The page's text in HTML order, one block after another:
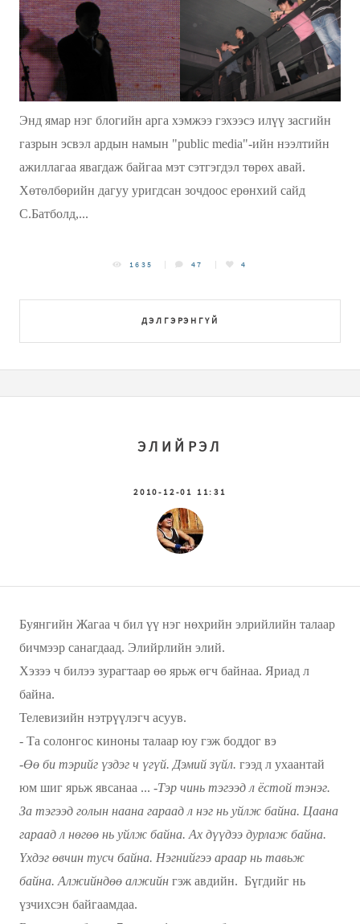
Энд ямар нэг блогийн арга хэмжээ гэхээсэ илүү засгийн
газрын эсвэл ардын намын "publiс media"-ийн нээлтийн
ажиллагаа явагдаж байгаа мэт сэтгэгдэл төрөх авай.
Хөтөлбөрийн дагуу уригдсан зочдоос ерөнхий сайд
С.Батболд,...
ДЭЛГЭРЭНГҮЙ
1635 47 4
ЭЛИЙРЭЛ
2010-12-01 11:31
Буянгийн Жагаа ч бил үү нэг нөхрийн элрийлийн талаар
бичмээр санагдаад. Элийрлийн элий.
Хэзээ ч билээ зурагтаар өө ярьж өгч байнаа. Яриад л
байна.
Телевизийн нэтрүүлэгч асуув.
- Та солонгос киноны талаар юу гэж боддог вэ
-Өө би тэрийг үздэг ч үгүй. Дэмий зүйл. гээд л ухаантай
юм шиг ярьж явсанаа ... -Тэр чинь тэгээд л ёстой тэнэг.
За тэгээд голын наана гараад л нэг нь уйлж байна. Цаана
гараад л нөгөө нь уйлж байна. Ах дүүдээ дурлаж байна.
Үхдэг өвчин тусч байна. Нэгнийгээ араар нь тавьж
байна. Алжийндөө алжийн гэж авдийн. Бүгдийг нь
үзчихсэн байгаамдаа.